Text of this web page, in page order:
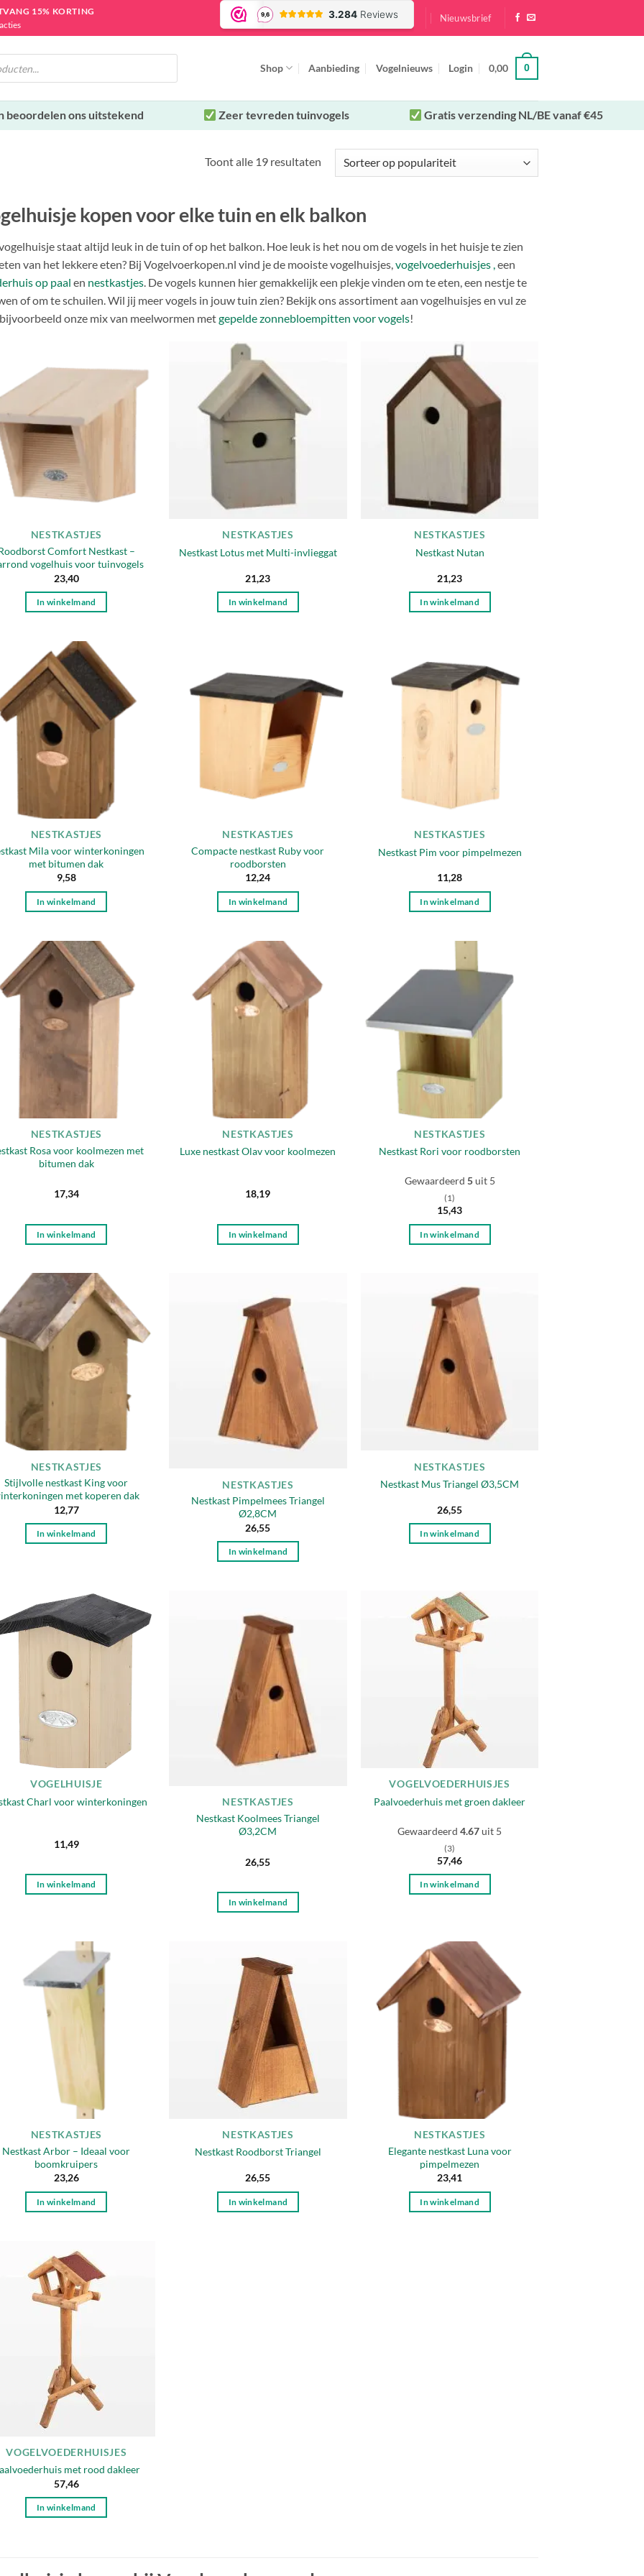
15% KORTING
Nieuwsbrief
Shop Aanbieding Vogelnieuws Login 0,00 0
beoordelen ons uitstekend Zeer tevreden tuinvogels Gratis verzending NL/BE vanaf €45
Toont alle 19 resultatenGesorteerd
kopen voor elke tuin en elk balkon
staat altijd leuk in de tuin of op het balkon. Hoe leuk is het nou om de vogels in het huisje te zien
van het lekkere eten? Bij Vogelvoerkopen.nl vind je de mooiste vogelhuisjes, vogelvoederhuisjes , een
op paal en nestkastjes . De vogels kunnen hier gemakkelijk een plekje vinden om te eten, een nestje te
of om te schuilen. Wil jij meer vogels in jouw tuin zien? Bekijk ons assortiment aan vogelhuisjes en vul ze
onze mix van meelwormen metgepelde zonnebloempitten voor vogels!
Toevoegen
verlanglijst
NESTKASTJES
Comfort Nestkast –
vogelhuis voor tuinvogels
23,40
In winkelmand
verlanglijst
NESTKASTJES
Nestkast Lotus met Multi-invlieggat
21,23
In winkelmand
verlanglijst
NESTKASTJES
Nestkast Nutan
21,23
In winkelmand
Toevoegen
aan
verlanglijst
NESTKASTJES
Mila voor winterkoningen
met bitumen dak
9,58
In winkelmand
Toevoegen
aan
verlanglijst
NESTKASTJES
Compacte nestkast Ruby voor
roodborsten
12,24
In winkelmand
Toevoegen
NESTKASTJES
Nestkast Pim voor pimpelmezen
11,28
In winkelmand
Toevoegen
aan
verlanglijst
NESTKASTJES
Rosa voor koolmezen met
bitumen dak
17,34
In winkelmand
Toevoegen
aan
verlanglijst
NESTKASTJES
Luxe nestkast Olav voor koolmezen
18,19
In winkelmand
Toevoegen
aan
verlanglijst
NESTKASTJES
Nestkast Rori voor roodborsten
Gewaardeerd 5uit 5
(1)
15,43
In winkelmand
Toevoegen
aan
verlanglijst
NESTKASTJES
Stijlvolle nestkast King voor
met koperen dak
12,77
In winkelmand
verlanglijst
NESTKASTJES
Nestkast Pimpelmees Triangel
Ø2,8CM
26,55
In winkelmand
verlanglijst
NESTKASTJES
Nestkast Mus Triangel Ø3,5CM
26,55
In winkelmand
Toevoegen
aan
verlanglijst
VOGELHUISJE
Charl voor winterkoningen
11,49
In winkelmand
NESTKASTJES
Nestkast Koolmees Triangel
Ø3,2CM
26,55
In winkelmand
VOGELVOEDERHUISJES
Paalvoederhuis met groen dakleer
Gewaardeerd4.67uit 5
(3)
57,46
In winkelmand
NESTKASTJES
Nestkast Arbor – Ideaal voor
boomkruipers
23,26
In winkelmand
verlanglijst
NESTKASTJES
Nestkast Roodborst Triangel
26,55
In winkelmand
Toevoegen
verlanglijst
NESTKASTJES
Elegante nestkast Luna voor
pimpelmezen
23,41
In winkelmand
Toevoegen
VOGELVOEDERHUISJES
met rood dakleer
57,46
In winkelmand